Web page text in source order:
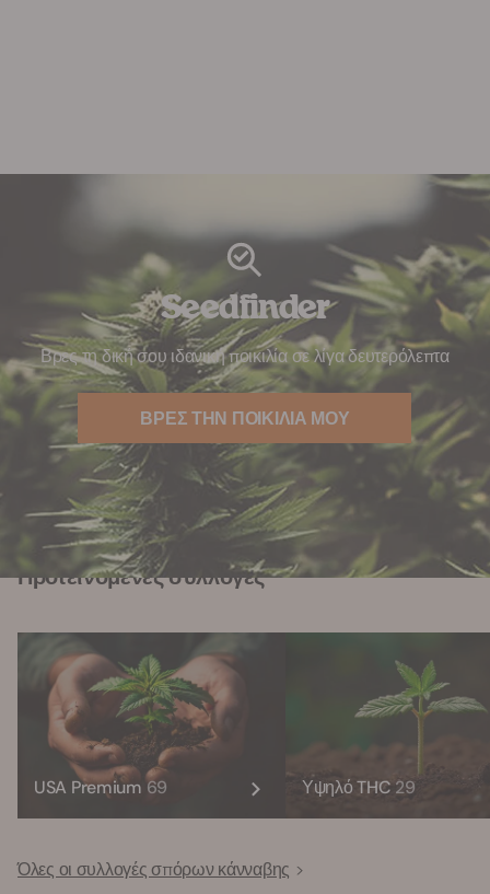
Seedfinder
Βρες τη δική σου ιδανική ποικιλία σε λίγα δευτερόλεπτα
ΒΡΕΣ ΤΗΝ ΠΟΙΚΙΛΙΑ ΜΟΥ
Προτεινόμενες συλλογές
Όλες οι συλλογές σπόρων κάνναβης
USA Premium 69 Υψηλό THC29